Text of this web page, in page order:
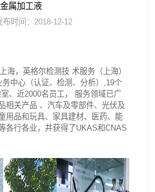
金属加工液
布时间：2018-12-12
海，英格尔检测技 术服务（上海）
中心（认证、检测、分析）,19个
、近2000名员工， 服务领域已广
相关产品 、汽车及零部件、光伏及
用品和玩具、家具建材、医药、能
各行各业，并获得了UKAS和CNAS